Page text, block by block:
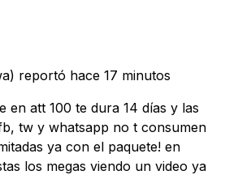
reportó hace 17 minutos
en att 100 te dura 14 días y las
tw y whatsapp no t consumen
ya con el paquete! en
los megas viendo un video ya